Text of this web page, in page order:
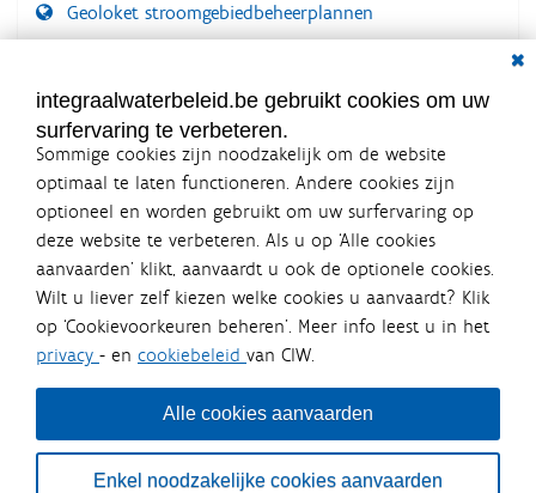
Geoloket stroomgebiedbeheerplannen
LOGIN VEREIST
integraalwaterbeleid.be gebruikt cookies om uw
surfervaring te verbeteren.
Sommige cookies zijn noodzakelijk om de website
optimaal te laten functioneren. Andere cookies zijn
optioneel en worden gebruikt om uw surfervaring op
deze website te verbeteren. Als u op ‘Alle cookies
aanvaarden’ klikt, aanvaardt u ook de optionele cookies.
Wilt u liever zelf kiezen welke cookies u aanvaardt? Klik
op ‘Cookievoorkeuren beheren’. Meer info leest u in het
privacy - en cookiebeleid van CIW.
Alle cookies aanvaarden
Enkel noodzakelijke cookies aanvaarden
Integraalwaterbeleid.be is een
officiële website van de Vlaamse
overheid
uitgegeven door Coördinatiecommissie Integraal
Waterbeleid
De Coördinatiecommissie Integraal Waterbeleid (CIW) is een
bestuursniveaus die bij het waterbeleid betrokken zijn. Ook
waterbedrijven nemen deel aan het overleg. Deze
samenwerking zorgt voor een gecoördineerde en
geïntegreerde aanpak van het waterbeleid en waterbeheer
in Vlaanderen.